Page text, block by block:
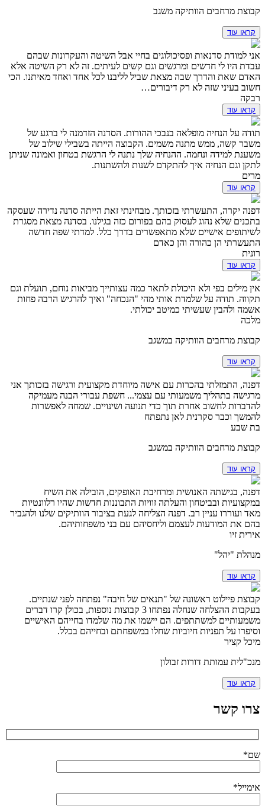
קבוצת מרחבים הוותיקה משגב
קראו עוד
אני למודת סדנאות ופסיכולוגים בחיי אבל השיטה והעקרונות שבהם
עבדת היו לי חדשים ומרגשים וגם קשים לעיתים. זה לא רק השיטה אלא
האדם שאת והדרך שבה מצאת שביל לליבנו לכל אחד ואחד מאיתנו. הכי
חשוב בעיני שזה לא רק דיבורים…
רבקה
קראו עוד
תודה על הנחיה מופלאה בנבכי ההורות. הסדנה הזדמנה לי ברגע של
משבר קשה, ממש מתנה משמים. הקבוצה הייתה בשבילי שילוב של
משענת למידה ונחמה. ההנחיה שלך נתנה לי הרגשת בטחון ואמונה שניתן
לתקן וגם הנחיה איך להתקדם לשנות ולהשתנות.
מרים
קראו עוד
דפנה יקרה, התעשרתי בזכותך. מבחינתי זאת הייתה סדנה נדירה שעסקה
בתכנים שלא נהוג לעסוק בהם בפורום כזה בגילנו. בסדנה מצאת מסגרת
לשיתופים אישיים שלא מתאפשרים בדרך כלל. למדתי שפה חדשה
התעשרתי הן כהורה והן כאדם
רונית
קראו עוד
אין מילים בפי ולא היכולת לתאר כמה עצותייך מביאות נוחם, תועלת וגם
תקווה. תודה על שלמדת אותי מהי "הנכחה" ואיך להרגיש הרבה פחות
אשמה ולהבין שעשיתי כמיטב יכולתי.
מלכה
קבוצת מרחבים הוותיקה במשגב
קראו עוד
דפנה, התמזלתי בהכרות עם אישה מיוחדת מקצועית ורגישה בזכותך אני
מרגישה בתהליך משמעותי עם עצמי... חשפת עבורי הבנה מעמיקה
להדברות לחשוב אחרת תוך כדי תנועה ושינויים. שמחה לאפשרות
להמשך וכבר סקרנית לאן נתפתח
בת שבע
קבוצת מרחבים הוותיקה במשגב
קראו עוד
דפנה, בגישתה האנושית ומרחיבת האופקים, הובילה את השיח
במקצועיות ובביטחון והעלתה זוויות התבוננות חדשות שהיו רלוונטיות
מאד ועוררו עניין רב. דפנה הצליחה לגעת בציבור הוותיקים שלנו ולהגביר
בהם את המודעות לעצמם וליחסיהם עם בני משפחותיהם.
אירית זיו
מנהלת "יהל"
קראו עוד
קבוצת פיילוט ראשונה של "תנאים של חיבה" נפתחה לפני שנתיים.
בעקבות ההצלחה שנחלה נפתחו 3 קבוצות נוספות, בכולן קרו דברים
משמעותיים למשתתפים. הם יישמו את מה שלמדו בחייהם האישיים
וסיפרו על תפניות חיוביות שחלו במשפחתם ובחייהם בכלל.
מיכל קציר
מנכ"לית עמותת דורות זבולון
קראו עוד
צרו קשר
שם*
אימייל*